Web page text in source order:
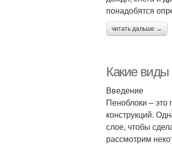
понадобятся
читать дальше →
Какие виды
Введение
Пеноблоки – это
конструкций.
слое, чтобы
рассмотрим